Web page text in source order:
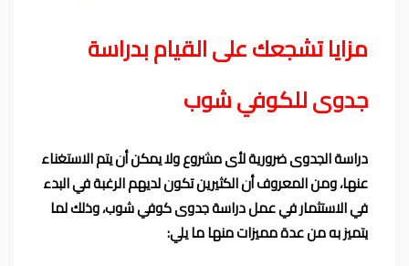
مزايا تشجعك على القيام بدراسة
جدوى للكوفي شوب
دراسة الجدوى ضرورية لأى مشروع ولا يمكن أن يتم الاستغناء
عنها، ومن المعروف أن الكثيرين تكون لديهم الرغبة في البدء
في الاستثمار في عمل دراسة جدوى كوفي شوب، وذلك لما
يتميز به من عدة مميزات منها ما يلي: